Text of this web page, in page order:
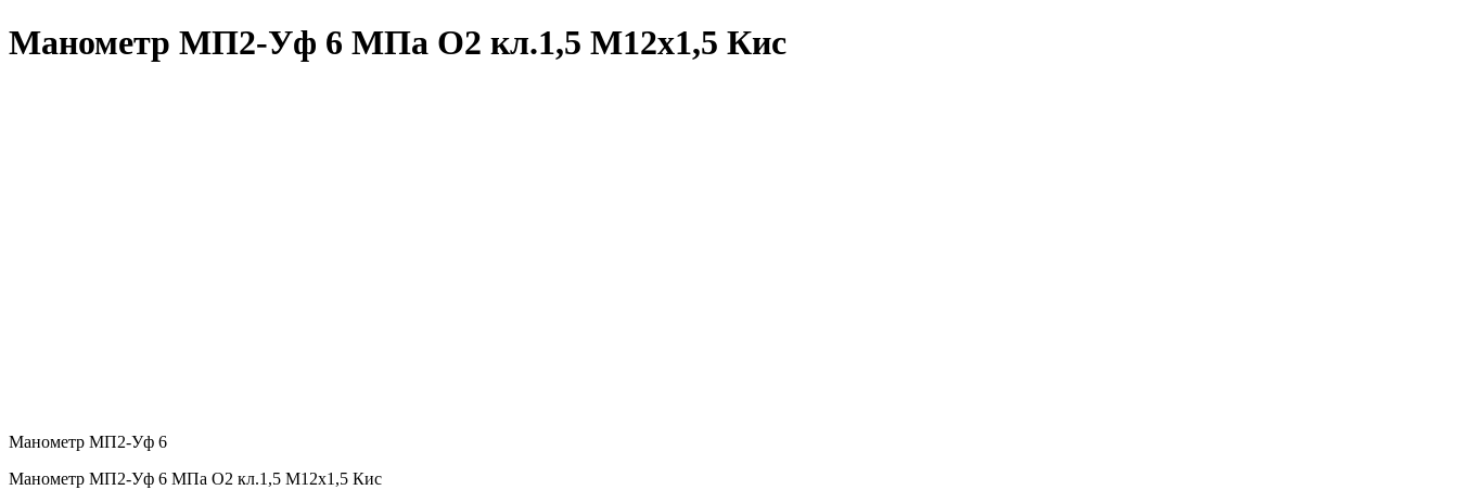
Манометр МП2-Уф 6 МПа О2 кл.1,5 М12х1,5 Кис
Манометр МП2-Уф 6
Манометр МП2-Уф 6 МПа О2 кл.1,5 М12х1,5 Кис